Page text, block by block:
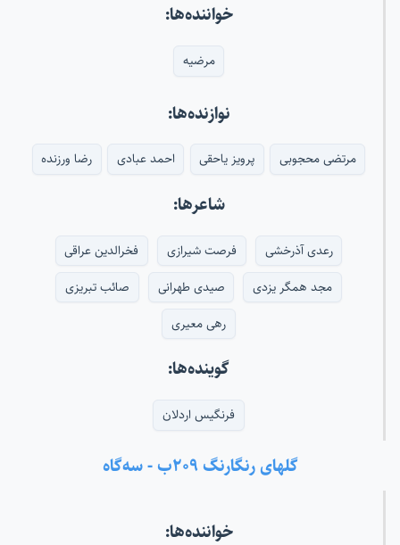
خواننده‌ها:
مرضیه
نوازنده‌ها:
مرتضی محجوبی پرویز یاحقی احمد عبادی رضا ورزنده
شاعرها:
رعدی آذرخشی فرصت شیرازی
فخرالدین عراقی
مجد همگر یزدی
صیدی طهرانی
صائب تبریزی
رهی معیری
گوینده‌ها:
فرنگیس اردلان
گلهای رنگارنگ ۲۰۹ب - سه‌گاه
خواننده‌ها: